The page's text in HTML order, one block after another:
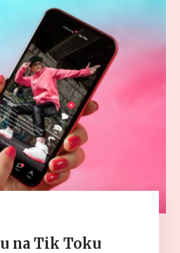
na Tik Toku